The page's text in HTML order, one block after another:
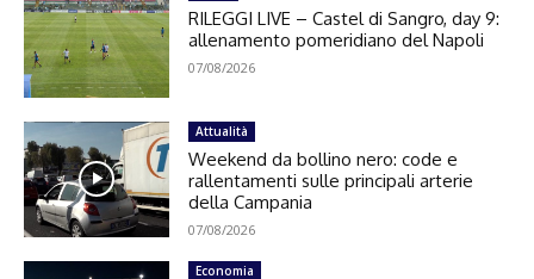
RILEGGI LIVE – Castel di Sangro, day 9:
allenamento pomeridiano del Napoli
07/08/2026
Attualità
Weekend da bollino nero: code e
rallentamenti sulle principali arterie
della Campania
07/08/2026
Economia